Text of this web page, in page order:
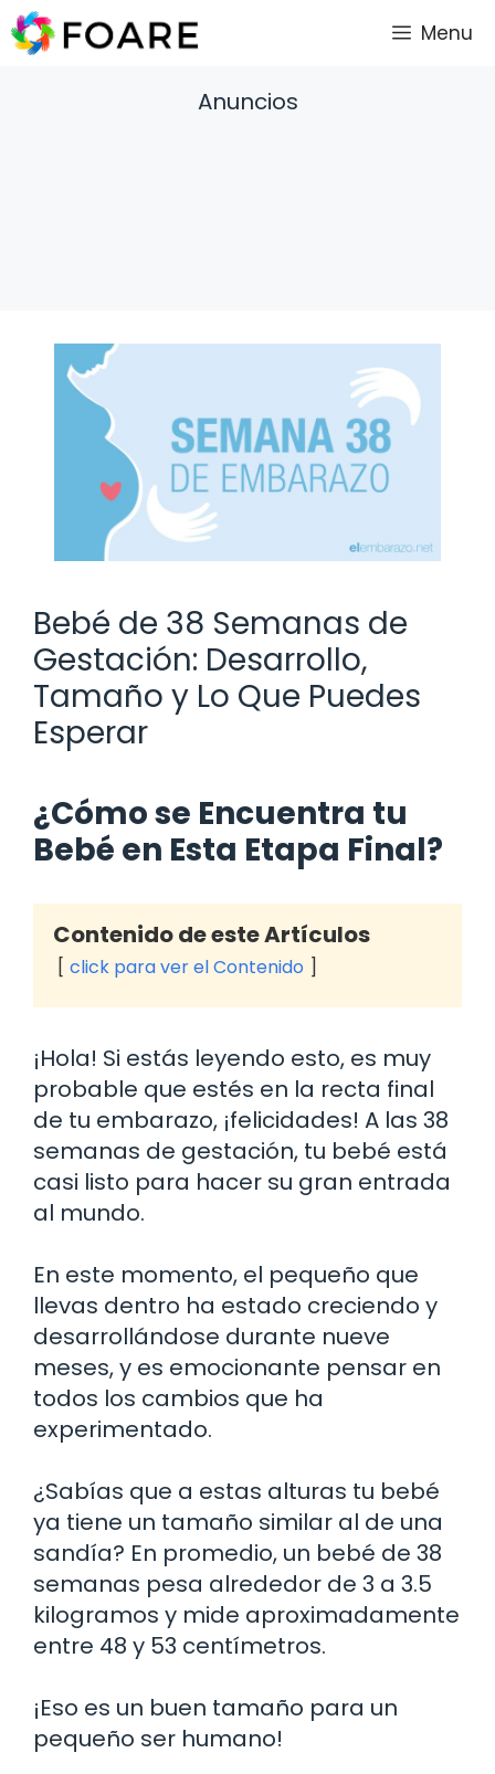
Saltar
al
Menu
Anuncios
Bebé de 38 Semanas de
Gestación: Desarrollo,
Tamaño y Lo Que Puedes
Esperar
¿Cómo se Encuentra tu
Bebé en Esta Etapa Final?
Contenido de este Artículos
click para ver el Contenido
¡Hola! Si estás leyendo esto, es muy
probable que estés en la recta final
de tu embarazo, ¡felicidades! A las 38
semanas de gestación, tu bebé está
casi listo para hacer su gran entrada
al mundo.
En este momento, el pequeño que
llevas dentro ha estado creciendo y
desarrollándose durante nueve
meses, y es emocionante pensar en
todos los cambios que ha
experimentado.
¿Sabías que a estas alturas tu bebé
ya tiene un tamaño similar al de una
sandía? En promedio, un bebé de 38
semanas pesa alrededor de 3 a 3.5
kilogramos y mide aproximadamente
entre 48 y 53 centímetros.
¡Eso es un buen tamaño para un
pequeño ser humano!